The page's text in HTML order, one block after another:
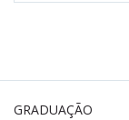
GRADUAÇÃO